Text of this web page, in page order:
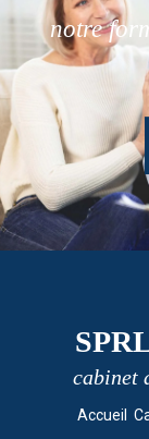
notre
cabinet
Accueil